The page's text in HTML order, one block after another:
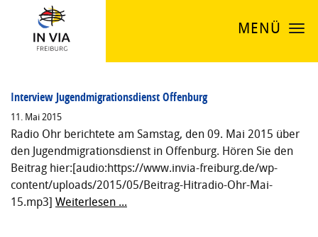
MENÜ
Interview Jugendmigrationsdienst Offenburg
11. Mai 2015
Radio Ohr berichtete am Samstag, den 09. Mai 2015 über
den Jugendmigrationsdienst in Offenburg. Hören Sie den
Beitrag hier:[audio:https://www.invia-freiburg.de/wp-
content/uploads/2015/05/Beitrag-Hitradio-Ohr-Mai-
15.mp3] Weiterlesen ...